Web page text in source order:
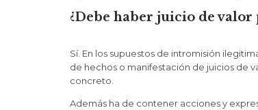
¿Debe haber juicio de
Sí. En los supuestos de intromisión
de hechos o manifestación de juicios de
concreto.
Además ha de contener acciones y